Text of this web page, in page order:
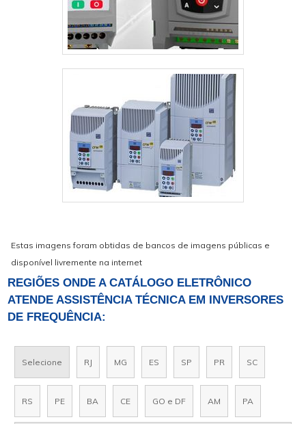
Estas imagens foram obtidas de bancos de imagens públicas e
disponível livremente na internet
REGIÕES ONDE A CATÁLOGO ELETRÔNICO
ATENDE ASSISTÊNCIA TÉCNICA EM INVERSORES
DE FREQUÊNCIA:
Selecione RJ MG ES SP PR SC
RS PE BA CE GO e DF AM PA